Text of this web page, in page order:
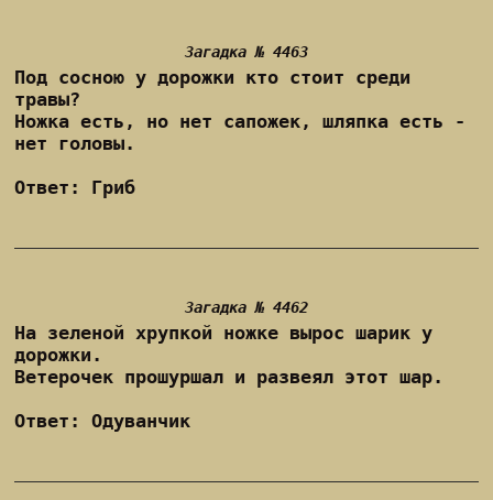
Загадка № 4463
Под сосною у дорожки кто стоит среди
травы?
Ножка есть, но нет сапожек, шляпка есть -
нет головы.
Ответ: Гриб
Загадка № 4462
На зеленой хрупкой ножке вырос шарик у
дорожки.
Ветерочек прошуршал и развеял этот шар.
Ответ: Одуванчик